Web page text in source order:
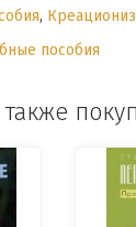
,
пособия